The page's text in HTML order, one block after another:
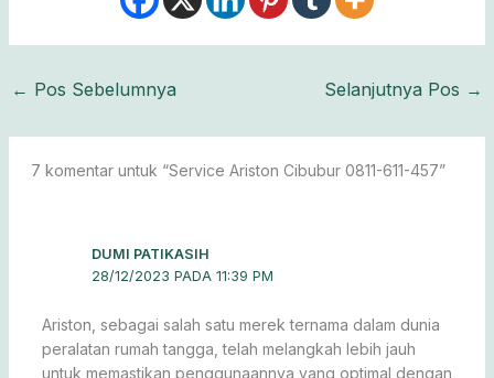
← Pos Sebelumnya Selanjutnya Pos →
7 komentar untuk “Service Ariston Cibubur 0811-611-457”
DUMI PATIKASIH
28/12/2023 PADA 11:39 PM
Ariston, sebagai salah satu merek ternama dalam dunia
peralatan rumah tangga, telah melangkah lebih jauh
untuk memastikan penggunaannya yang optimal dengan